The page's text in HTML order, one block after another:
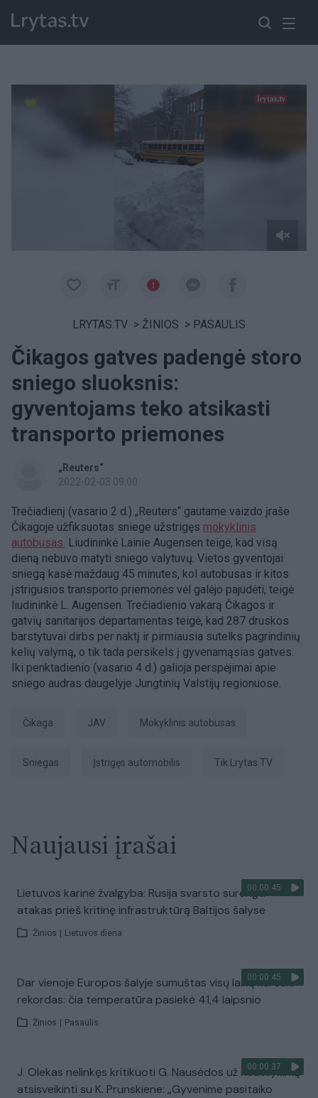
LRYTAS.TV > ŽINIOS > PASAULIS
Čikagos gatves padengė storo
sniego sluoksnis:
gyventojams teko atsikasti
transporto priemones
„Reuters“
2022-02-03 09:00
Trečiadienį (vasario 2 d.) „Reuters“ gautame vaizdo įraše
Čikagoje užfiksuotas sniege užstrigęs mokyklinis
autobusas. Liudininkė Lainie Augensen teigė, kad visą
dieną nebuvo matyti sniego valytuvų. Vietos gyventojai
sniegą kasė maždaug 45 minutes, kol autobusas ir kitos
įstrigusios transporto priemonės vėl galėjo pajudėti, teigė
liudininkė L. Augensen. Trečiadienio vakarą Čikagos ir
gatvių sanitarijos departamentas teigė, kad 287 druskos
barstytuvai dirbs per naktį ir pirmiausia sutelks pagrindinių
kelių valymą, o tik tada persikels į gyvenamąsias gatves.
Iki penktadienio (vasario 4 d.) galioja perspėjimai apie
sniego audras daugelyje Jungtinių Valstijų regionuose.
Čikaga JAV mokyklinis autobusas
Sniegas įstrigęs automobilis tik Lrytas.TV
Naujausi įrašai
00:00:45
Lietuvos karinė žvalgyba: Rusija svarsto surengti
atakas prieš kritinę infrastruktūrą Baltijos šalyse
Žinios Lietuvos diena
00:00:45
Dar vienoje Europos šalyje sumuštas visų laikų karščio
rekordas: čia temperatūra pasiekė 41,4 laipsnio
Žinios Pasaulis
00:00:37
J. Olekas nelinkęs kritikuoti G. Nausėdos už neatvykimą
atsisveikinti su K. Prunskiene: „Gyvenime pasitaiko